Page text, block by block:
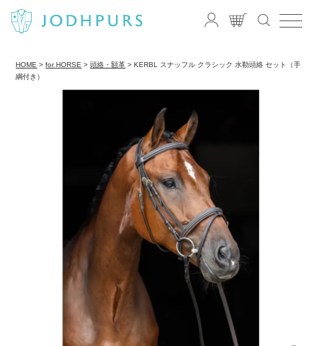
HOME for HORSE 頭絡・額革
KERBL スナッフル クラシック 水勒頭絡 セット（手
綱付き）